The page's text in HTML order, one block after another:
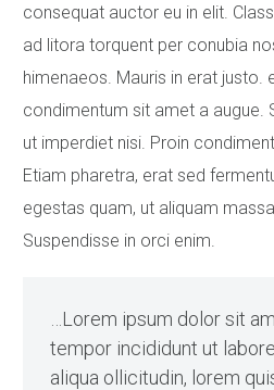
consequat auctor eu in elit.
ad litora torquent per conubia
himenaeos. Mauris in erat justo.
condimentum sit amet a augue.
ut imperdiet nisi. Proin
Etiam pharetra, erat sed
egestas quam, ut aliquam
Suspendisse in orci enim.
…Lorem ipsum dolor sit
tempor incididunt ut
aliqua ollicitudin, lorem